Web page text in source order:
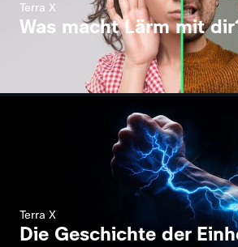
Terra X
Was macht Lärm mit
Terra X
Die Geschichte der